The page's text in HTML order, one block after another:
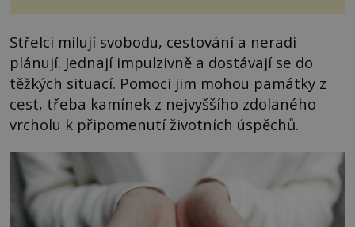
Střelci milují svobodu, cestování a neradi
plánují. Jednají impulzivně a dostávají se do
těžkých situací. Pomoci jim mohou památky z
cest, třeba kamínek z nejvyššího zdolaného
vrcholu k připomenutí životních úspěchů.